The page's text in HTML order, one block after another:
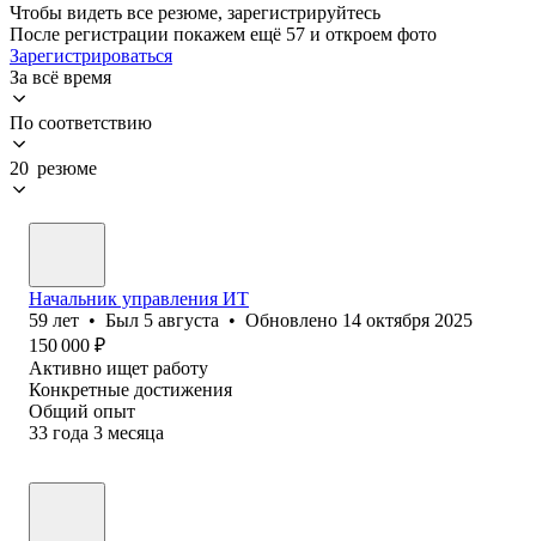
Чтобы видеть все резюме, зарегистрируйтесь
После регистрации покажем ещё 57 и откроем фото
Зарегистрироваться
За всё время
По соответствию
20 резюме
Начальник управления ИТ
59 лет • Был 5 августа • Обновлено 14 октября 2025
150 000 ₽
Активно ищет работу
Конкретные достижения
Общий опыт
33 года 3 месяца